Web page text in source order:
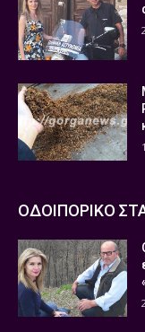
ΟΔΟΙΠΟΡΙΚΟ